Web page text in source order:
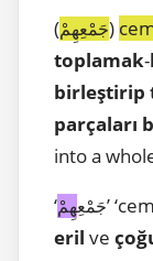
(جَمْعِهِمْ)
toplamak-
birleştirip
parçaları
into a
‘
جَمْعِهِمْ ’
eril ve